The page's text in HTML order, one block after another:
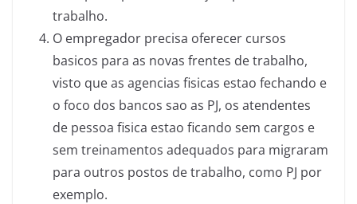
trabalho.
O empregador precisa oferecer cursos
basicos para as novas frentes de trabalho,
visto que as agencias fisicas estao fechando e
o foco dos bancos sao as PJ, os atendentes
de pessoa fisica estao ficando sem cargos e
sem treinamentos adequados para migraram
para outros postos de trabalho, como PJ por
exemplo.